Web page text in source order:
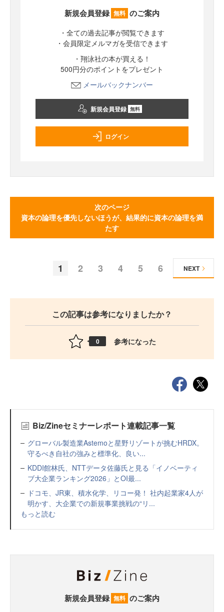
新規会員登録 無料 のご案内
・全ての過去記事が閲覧できます
・会員限定メルマガを受信できます
・翔泳社の本が買える！
500円分のポイントをプレゼント
メールバックナンバー
新規会員登録 無料
ログイン
次のページ
資本の論理を優先しないほうが、結果的に資本の論理を満
たす
1 2 3 4 5 6 NEXT
この記事は参考になりましたか？
0 参考になった
Biz/Zineセミナーレポート連載記事一覧
グローバル製造業Astemoと星野リゾートが挑むHRDX。
守るべき自社の強みと標準化、良い...
KDDI館林氏、NTTデータ佐藤氏と見る「イノベーティ
ブ大企業ランキング2026」とOI最...
ドコモ、JR東、積水化学、リコー発！ 社内起業家4人が
明かす、大企業での新規事業挑戦の“リ...
もっと読む
新規会員登録 無料 のご案内